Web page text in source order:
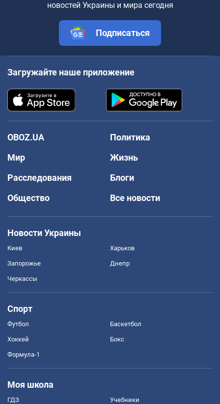
новостей Украины и мира сегодня
Подписаться
Загружайте наше приложение
OBOZ.UA
Политика
Мир
Жизнь
Расследования
Блоги
Общество
Все новости
Новости Украины
Киев Харьков
Запорожье Днепр
Черкассы
Спорт
Футбол Баскетбол
Хоккей Бокс
Формула-1
Моя школа
ГДЗ Учебники